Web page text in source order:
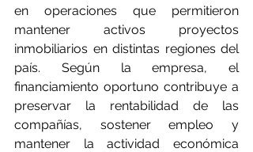
en operaciones que permitieron
mantener activos proyectos
inmobiliarios en distintas regiones del
país. Según la empresa, el
financiamiento oportuno contribuye a
preservar la rentabilidad de las
compañías, sostener empleo y
mantener la actividad económica